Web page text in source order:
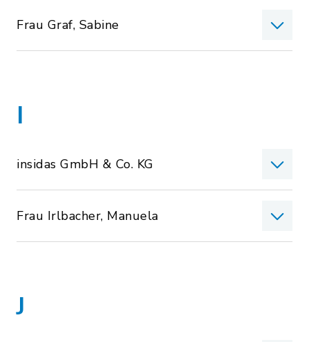
Frau Graf, Sabine
I
insidas GmbH & Co. KG
Frau Irlbacher, Manuela
J